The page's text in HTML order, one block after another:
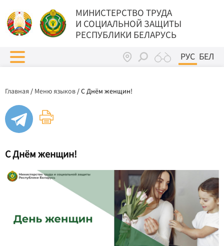
МИНИСТЕРСТВО ТРУДА
И СОЦИАЛЬНОЙ ЗАЩИТЫ
РЕСПУБЛИКИ БЕЛАРУСЬ
РУС БЕЛ
Главная / Меню языков /С Днём женщин!
С Днём женщин!